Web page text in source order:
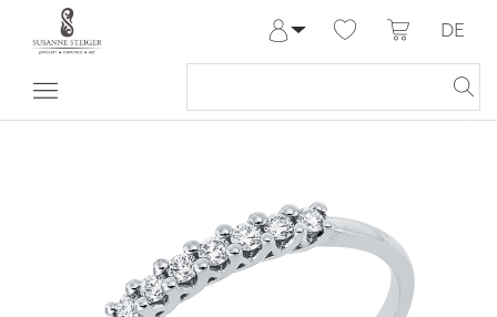
Anmelden
Meine Bestellungen
DE